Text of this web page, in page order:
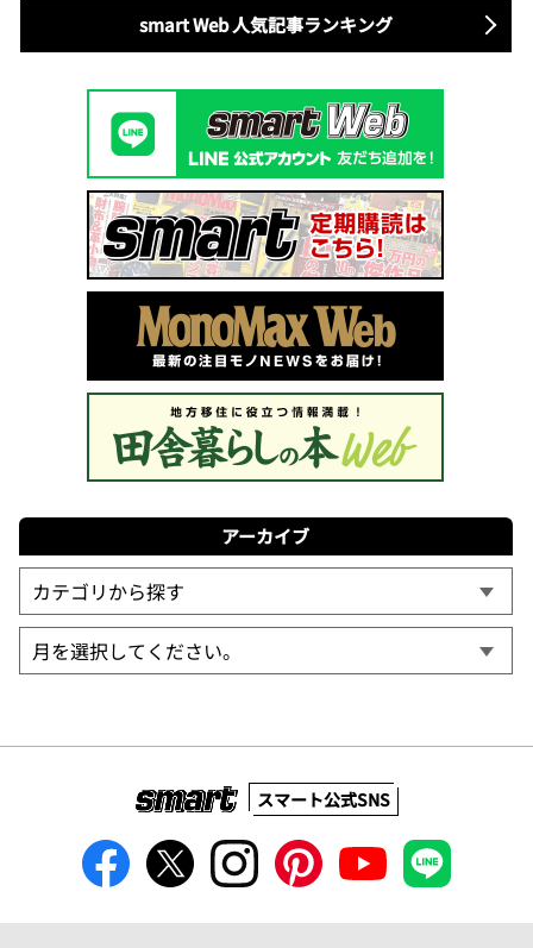
smart Web 人気記事ランキング
アーカイブ
スマート公式SNS